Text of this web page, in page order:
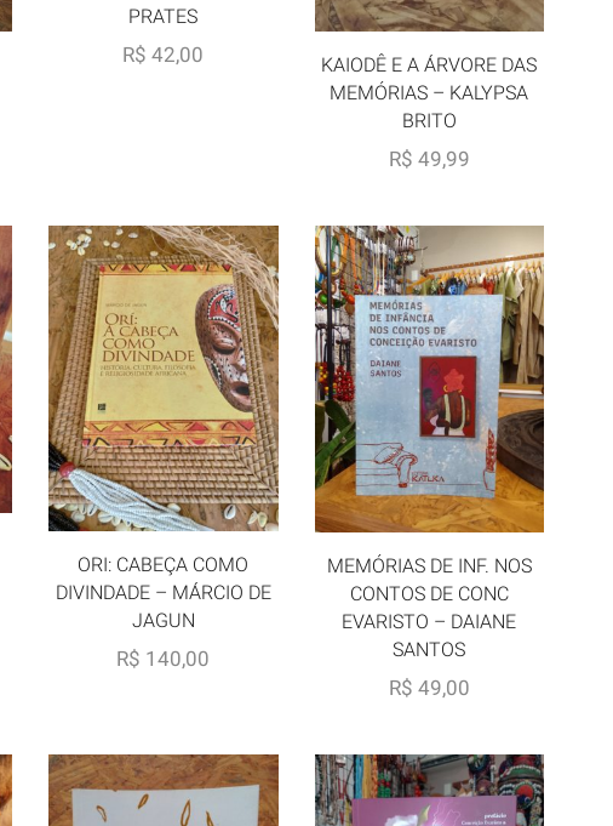
PRATES
R$ 42,00
KAIODÊ E A ÁRVORE DAS
MEMÓRIAS – KALYPSA
BRITO
R$ 49,99
ORI: CABEÇA COMO
DIVINDADE – MÁRCIO DE
JAGUN
R$ 140,00
MEMÓRIAS DE INF. NOS
CONTOS DE CONC
EVARISTO – DAIANE
SANTOS
R$ 49,00